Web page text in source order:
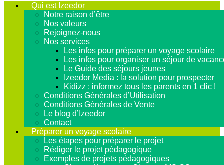
Qui est Izeedor
Notre raison d’être
Nos valeurs
Rejoignez-nous
Nos services
Les infos pour préparer un voyage scolaire
Les infos pour organiser un séjour de
Le Guide des séjours jeunes
Izeedor Media : la solution pour prospecter
Kidizz : informez tous les parents en 1 clic !
Conditions Générales d’Utilisation
Conditions Générales de Vente
Le blog d’Izeedor
Contact
Préparer un voyage scolaire
Les étapes pour préparer le projet
Rédiger le projet pédagogique
Exemples de projets pédagogiques